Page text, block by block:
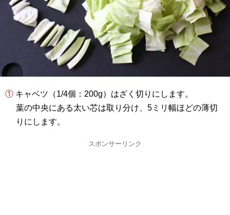
① キャベツ（1/4個：200g）はざく切りにします。
葉の中央にある太い芯は取り分け、5ミリ幅ほどの薄切
りにします。
スポンサーリンク